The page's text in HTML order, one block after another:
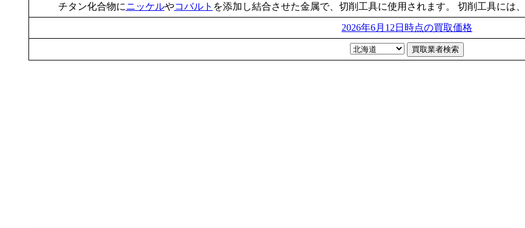
チタン化合物にニッケルやコバルト を添加し結合させた金属で、切削工具に使用されます。 切削工具には、
2026年6月12日時点の買取価格